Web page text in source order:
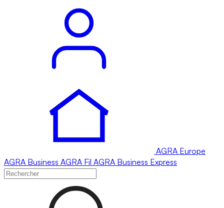
AGRA Europe
AGRA Business AGRA Fil AGRA Business Express